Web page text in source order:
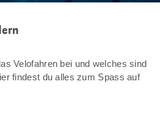
Velofahren bei und welches sind
findest du alles zum Spass auf